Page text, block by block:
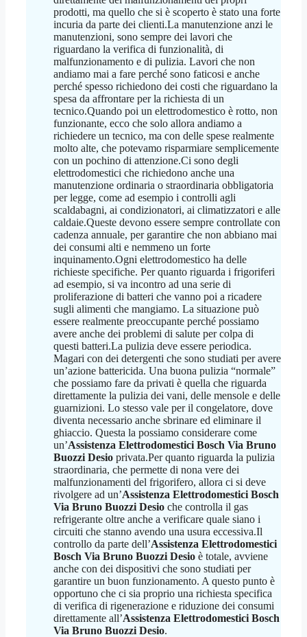
prodotti, ma quello che si è scoperto è stato una forte
incuria da parte dei clienti.La manutenzione anzi le
manutenzioni, sono sempre dei lavori che
riguardano la verifica di funzionalità, di
malfunzionamento e di pulizia. Lavori che non
andiamo mai a fare perché sono faticosi e anche
perché spesso richiedono dei costi che riguardano la
spesa da affrontare per la richiesta di un
tecnico.Quando poi un elettrodomestico è rotto, non
funzionante, ecco che solo allora andiamo a
richiedere un tecnico, ma con delle spese realmente
molto alte, che potevamo risparmiare semplicemente
con un pochino di attenzione.Ci sono degli
elettrodomestici che richiedono anche una
manutenzione ordinaria o straordinaria obbligatoria
per legge, come ad esempio i controlli agli
scaldabagni, ai condizionatori, ai climatizzatori e alle
caldaie.Queste devono essere sempre controllate con
cadenza annuale, per garantire che non abbiano mai
dei consumi alti e nemmeno un forte
inquinamento.Ogni elettrodomestico ha delle
richieste specifiche. Per quanto riguarda i frigoriferi
ad esempio, si va incontro ad una serie di
proliferazione di batteri che vanno poi a ricadere
sugli alimenti che mangiamo. La situazione può
essere realmente preoccupante perché possiamo
avere anche dei problemi di salute per colpa di
questi batteri.La pulizia deve essere periodica.
Magari con dei detergenti che sono studiati per avere
un’azione battericida. Una buona pulizia “normale”
che possiamo fare da privati è quella che riguarda
direttamente la pulizia dei vani, delle mensole e delle
guarnizioni. Lo stesso vale per il congelatore, dove
diventa necessario anche sbrinare ed eliminare il
ghiaccio. Questa la possiamo considerare come
un’Assistenza Elettrodomestici Bosch Via Bruno
Buozzi Desio privata.Per quanto riguarda la pulizia
straordinaria, che permette di nona vere dei
malfunzionamenti del frigorifero, allora ci si deve
rivolgere ad un’Assistenza Elettrodomestici Bosch
Via Bruno Buozzi Desio che controlla il gas
refrigerante oltre anche a verificare quale siano i
circuiti che stanno avendo una usura eccessiva.Il
controllo da parte dell’Assistenza Elettrodomestici
Bosch Via Bruno Buozzi Desio è totale, avviene
anche con dei dispositivi che sono studiati per
garantire un buon funzionamento. A questo punto è
opportuno che ci sia proprio una richiesta specifica
di verifica di rigenerazione e riduzione dei consumi
direttamente all’Assistenza Elettrodomestici Bosch
Via Bruno Buozzi Desio.